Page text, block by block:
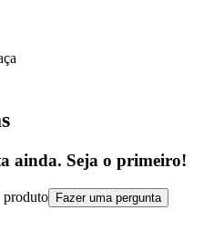
ainda. Seja o primeiro!
produto Fazer uma pergunta